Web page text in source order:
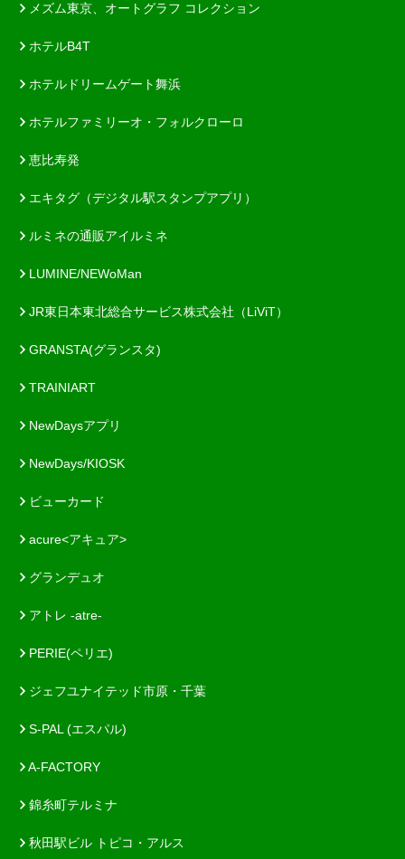
メズム東京、オートグラフ コレクション
ホテルB4T
ホテルドリームゲート舞浜
ホテルファミリーオ・フォルクローロ
恵比寿発
エキタグ（デジタル駅スタンプアプリ）
ルミネの通販アイルミネ
LUMINE/NEWoMan
JR東日本東北総合サービス株式会社（LiViT）
GRANSTA(グランスタ)
TRAINIART
NewDaysアプリ
NewDays/KIOSK
ビューカード
acure<アキュア>
グランデュオ
アトレ -atre-
PERIE(ペリエ)
ジェフユナイテッド市原・千葉
S-PAL (エスパル)
A-FACTORY
錦糸町テルミナ
秋田駅ビル トピコ・アルス